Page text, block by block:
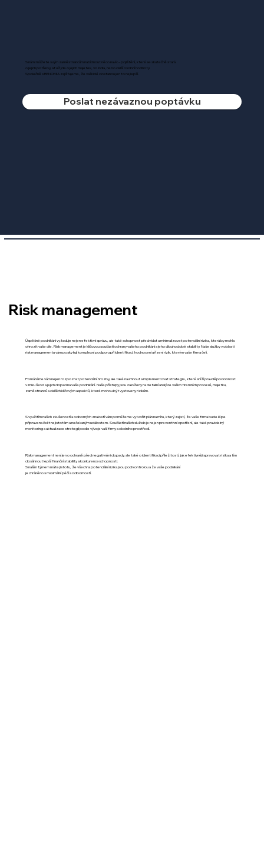
S námi můžete svým zaměstnancům nabídnout něco navíc – pojištění, které se skutečně stará
o jejich potřeby, ať už jde o jejich majetek, vozidla, nebo další osobní hodnoty.
Společně s RENOMIA zajišťujeme, že vaši lidé dostanou jen to nejlepší.
Poslat nezávaznou poptávku
Risk management
Úspěšné podnikání vyžaduje nejen efektivní správu, ale také schopnost předvídat a minimalizovat potenciální rizika, která by mohla
ohrozit vaše cíle. Risk management je klíčovou součástí ochrany vašeho podnikání a jeho dlouhodobé stability. Naše služby v oblasti
risk managementu vám poskytují komplexní podporu při identifikaci, hodnocení a řízení rizik, kterým vaše firma čelí.
Pomáháme vám nejen rozpoznat potenciální hrozby, ale také navrhnout a implementovat strategie, které sníží pravděpodobnost
vzniku škod a jejich dopad na vaše podnikání. Naše přístupy jsou založeny na detailní analýze vašich firemních procesů, majetku,
zaměstnanců a dalších klíčových aspektů, které mohou být vystaveny rizikům.
S využitím našich zkušeností a odborných znalostí vám pomůžeme vytvořit plán na míru, který zajistí, že vaše firma bude lépe
připravena čelit nejistotám a nečekaným událostem. Součástí našich služeb je nejen preventivní opatření, ale také pravidelný
monitoring a aktualizace strategií podle vývoje vaší firmy a okolního prostředí.
Risk management není jen o ochraně před negativními dopady, ale také o identifikaci příležitostí, jak efektivněji spravovat rizika a tím
dosáhnout lepší finanční stability a konkurenceschopnosti.
S naším týmem máte jistotu, že všechna potenciální rizika jsou pod kontrolou a že vaše podnikání
je chráněno s maximální péčí a odborností.